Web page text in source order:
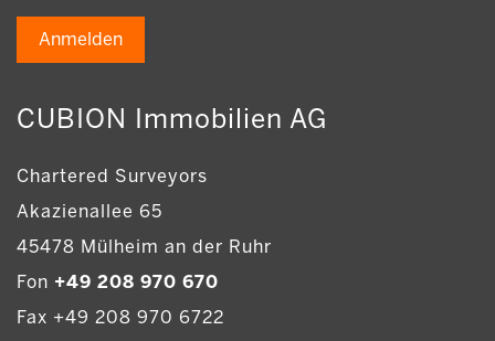
Anmelden
CUBION Immobilien AG
Chartered Surveyors
Akazienallee 65
45478 Mülheim an der Ruhr
Fon +49 208 970 670
Fax +49 208 970 6722